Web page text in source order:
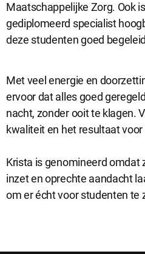
Noodzakelijke cookies
werken.
Maatschappelijke Zorg. Ook
gediplomeerd specialist
deze studenten goed
Met veel energie en
ervoor dat alles goed
nacht, zonder ooit te klagen.
kwaliteit en het resultaat
Krista is genomineerd omdat
inzet en oprechte aandacht
om er écht voor studenten te